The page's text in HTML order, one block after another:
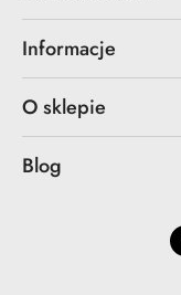
Informacje
O sklepie
Blog